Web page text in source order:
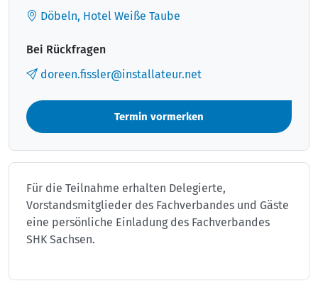
Döbeln, Hotel Weiße Taube
Bei Rückfragen
doreen.fissler@installateur.net
Termin vormerken
Für die Teilnahme erhalten Delegierte,
Vorstandsmitglieder des Fachverbandes und Gäste
eine persönliche Einladung des Fachverbandes
SHK Sachsen.